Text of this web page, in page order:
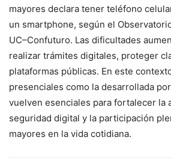
mayores declara tener teléfono
un smartphone, según el
UC–Confuturo. Las dificultades
realizar trámites digitales, proteger
plataformas públicas. En este
presenciales como la desarrollada
vuelven esenciales para fortalecer la
seguridad digital y la participación
mayores en la vida cotidiana.